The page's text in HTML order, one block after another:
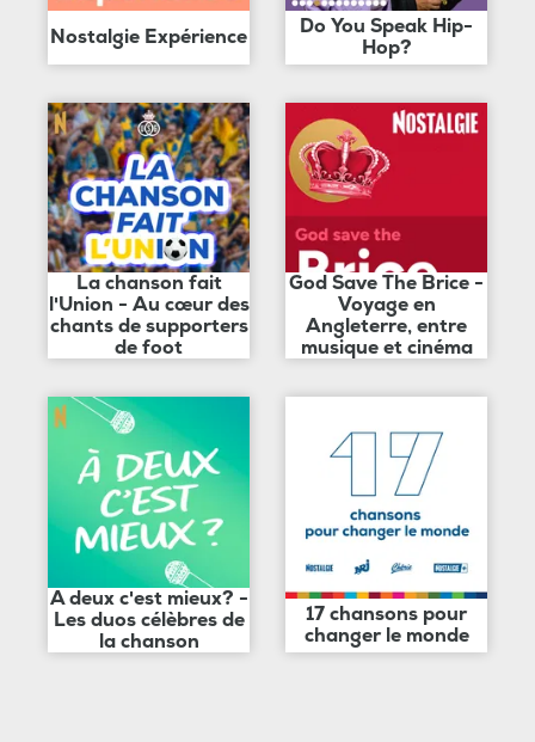
Nostalgie Expérience
Do You Speak Hip-
Hop?
La chanson fait
l'Union - Au cœur des
chants de supporters
de foot
God Save The Brice -
Voyage en
Angleterre, entre
musique et cinéma
A deux c'est mieux? -
Les duos célèbres de
la chanson
17 chansons pour
changer le monde